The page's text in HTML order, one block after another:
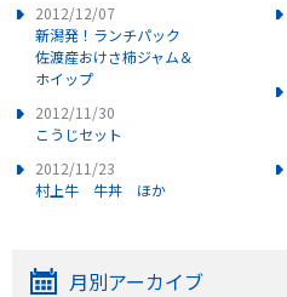
2012/12/07
新潟発！ランチパック
佐渡産おけさ柿ジャム＆
ホイップ
2012/11/30
こうじセット
2012/11/23
村上牛 牛丼 ほか
月別アーカイブ